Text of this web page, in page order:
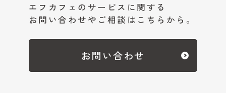
エフカフェのサービスに関する
お問い合わせやご相談はこちらから。
お問い合わせ